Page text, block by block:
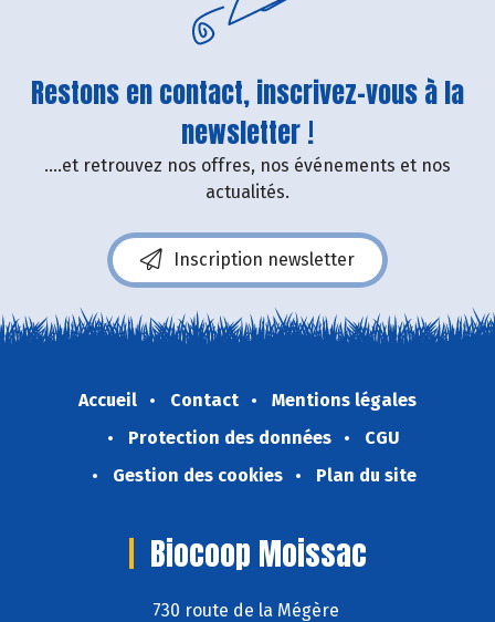
Restons en contact, inscrivez-vous à la
newsletter !
....et retrouvez nos offres, nos événements et nos
actualités.
Inscription newsletter
Accueil Contact
Mentions légales
Protection des données
CGU
Gestion des cookies
Plan du site
Biocoop Moissac
730 route de la Mégère